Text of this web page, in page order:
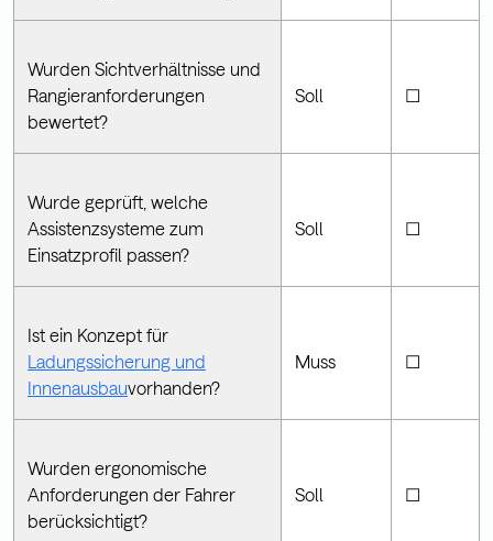
Wurden Sichtverhältnisse und
Rangieranforderungen
bewertet?
Soll ☐
Wurde geprüft, welche
Assistenzsysteme zum
Einsatzprofil passen?
Soll ☐
Ist ein Konzept für
Ladungssicherung und
Innenausbauvorhanden?
Muss ☐
Wurden ergonomische
Anforderungen der Fahrer
berücksichtigt?
Soll ☐